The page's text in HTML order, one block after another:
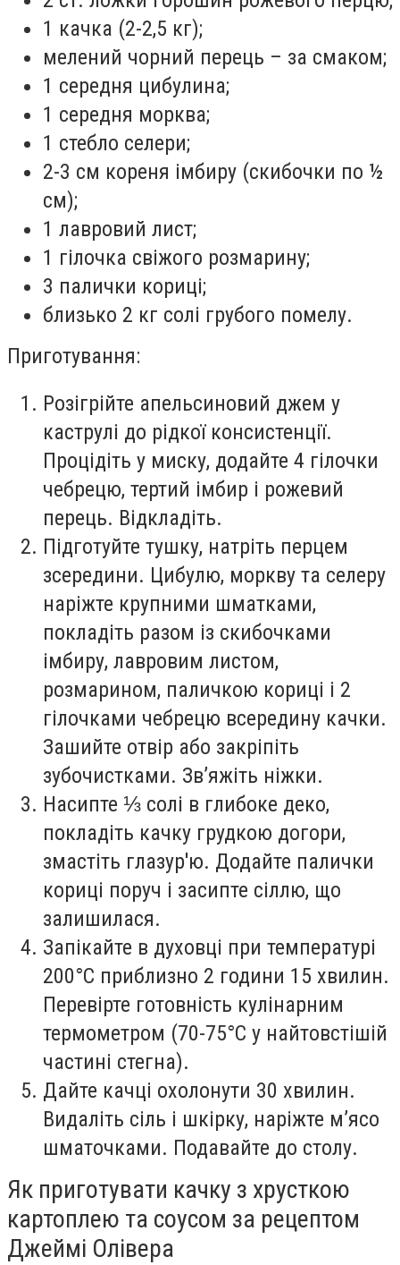
1 качка (2-2,5 кг);
мелений чорний перець – за смаком;
1 середня цибулина;
1 середня морква;
1 стебло селери;
2-3 см кореня імбиру (скибочки по ½
см);
1 лавровий лист;
1 гілочка свіжого розмарину;
3 палички кориці;
близько 2 кг солі грубого помелу.
Приготування:
Розігрійте апельсиновий джем у
каструлі до рідкої консистенції.
Процідіть у миску, додайте 4 гілочки
чебрецю, тертий імбир і рожевий
перець. Відкладіть.
Підготуйте тушку, натріть перцем
зсередини. Цибулю, моркву та селеру
наріжте крупними шматками,
покладіть разом із скибочками
імбиру, лавровим листом,
розмарином, паличкою кориці і 2
гілочками чебрецю всередину качки.
Зашийте отвір або закріпіть
зубочистками. Зв’яжіть ніжки.
Насипте ⅓ солі в глибоке деко,
покладіть качку грудкою догори,
змастіть глазур'ю. Додайте палички
кориці поруч і засипте сіллю, що
залишилася.
Запікайте в духовці при температурі
200°C приблизно 2 години 15 хвилин.
Перевірте готовність кулінарним
термометром (70-75°C у найтовстішій
частині стегна).
Дайте качці охолонути 30 хвилин.
Видаліть сіль і шкірку, наріжте м’ясо
шматочками. Подавайте до столу.
Як приготувати качку з хрусткою
картоплею та соусом за рецептом
Джеймі Олівера